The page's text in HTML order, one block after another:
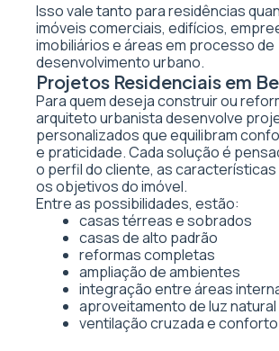
Isso vale tanto para residências
imóveis comerciais, edifícios,
imobiliários e áreas em processo de
desenvolvimento urbano.
Projetos Residenciais em
Para quem deseja construir ou
arquiteto urbanista desenvolve
personalizados que equilibram
e praticidade. Cada solução é
o perfil do cliente, as
os objetivos do imóvel.
Entre as possibilidades, estão:
casas térreas e sobrados
casas de alto padrão
reformas completas
ampliação de ambientes
integração entre áreas
aproveitamento de luz natural
ventilação cruzada e